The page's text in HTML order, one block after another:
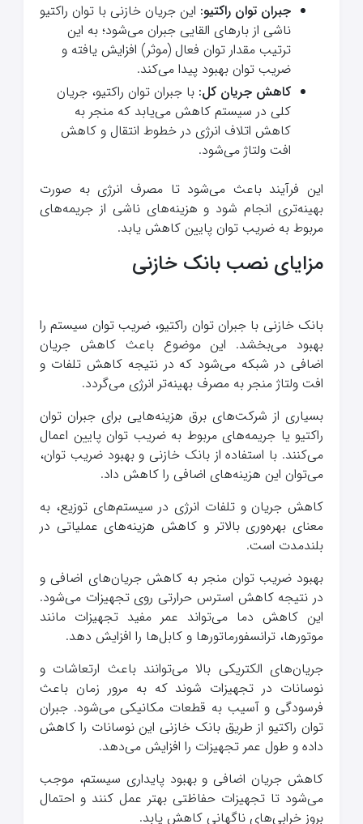
جبران توان راکتیو: این جریان خازنی با توان راکتیو
ناشی از بارهای القایی جبران می‌شود؛ به این
ترتیب مقدار توان فعال (موثر) افزایش یافته و
ضریب توان بهبود پیدا می‌کند.
کاهش جریان کل: با جبران توان راکتیو، جریان
کلی در سیستم کاهش می‌یابد که منجر به
کاهش اتلاف انرژی در خطوط انتقال و کاهش
افت ولتاژ می‌شود.
این فرآیند باعث می‌شود تا مصرف انرژی به صورت
بهینه‌تری انجام شود و هزینه‌های ناشی از جریمه‌های
مربوط به ضریب توان پایین کاهش یابد.
مزایای نصب بانک خازنی
بانک خازنی با جبران توان راکتیو، ضریب توان سیستم را
بهبود می‌بخشد. این موضوع باعث کاهش جریان
اضافی در شبکه می‌شود که در نتیجه کاهش تلفات و
افت ولتاژ منجر به مصرف بهینه‌تر انرژی می‌گردد.
بسیاری از شرکت‌های برق هزینه‌هایی برای جبران توان
راکتیو یا جریمه‌های مربوط به ضریب توان پایین اعمال
می‌کنند. با استفاده از بانک خازنی و بهبود ضریب توان،
می‌توان این هزینه‌های اضافی را کاهش داد.
کاهش جریان و تلفات انرژی در سیستم‌های توزیع، به
معنای بهره‌وری بالاتر و کاهش هزینه‌های عملیاتی در
بلندمدت است.
بهبود ضریب توان منجر به کاهش جریان‌های اضافی و
در نتیجه کاهش استرس حرارتی روی تجهیزات می‌شود.
این کاهش دما می‌تواند عمر مفید تجهیزات مانند
موتورها، ترانسفورماتورها و کابل‌ها را افزایش دهد.
جریان‌های الکتریکی بالا می‌توانند باعث ارتعاشات و
نوسانات در تجهیزات شوند که به مرور زمان باعث
فرسودگی و آسیب به قطعات مکانیکی می‌شود. جبران
توان راکتیو از طریق بانک خازنی این نوسانات را کاهش
داده و طول عمر تجهیزات را افزایش می‌دهد.
کاهش جریان اضافی و بهبود پایداری سیستم، موجب
می‌شود تا تجهیزات حفاظتی بهتر عمل کنند و احتمال
بروز خرابی‌های ناگهانی کاهش یابد.